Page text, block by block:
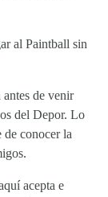
al Paintball sin
de venir
del Depor. Lo
de conocer la
acepta e